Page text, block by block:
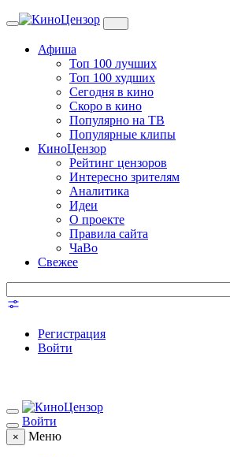
Toggle
Афиша
Топ 100 лучших
Топ 100 худших
Сегодня в кино
Скоро в кино
Популярно на ТВ
Популярные клипы
КиноЦензор
Рейтинг цензоров
Интересно зрителям
Аналитика
Идеи
О проекте
Правила сайта
ЧаВо
Свежее
Регистрация
Войти
Войти
× Меню